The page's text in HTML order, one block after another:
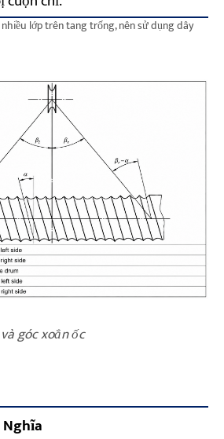
lớp trên tang trống, nên sử dụng dây
góc xoắn ốc
Nghĩa